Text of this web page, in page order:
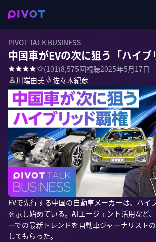
PIVOT TALK BUSINESS
中国車がEVの次に狙う「ハイブ
(101)8,575回視聴2025年5月17日
川端由美
佐々木紀彦
EVで先行する中国の自動車メーカーは、ハイ
を示し始めている。AIエージェント活用など
ーでの最新トレンドを自動車ジャーナリスト
してもらった。